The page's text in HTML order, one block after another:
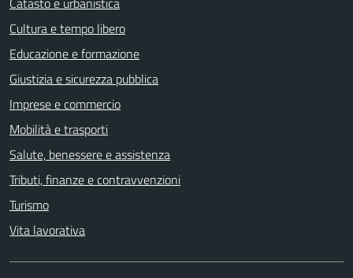
Cultura e tempo libero
Educazione e formazione
Giustizia e sicurezza pubblica
Imprese e commercio
Mobilità e trasporti
Salute, benessere e assistenza
Tributi, finanze e contravvenzioni
Turismo
Vita lavorativa